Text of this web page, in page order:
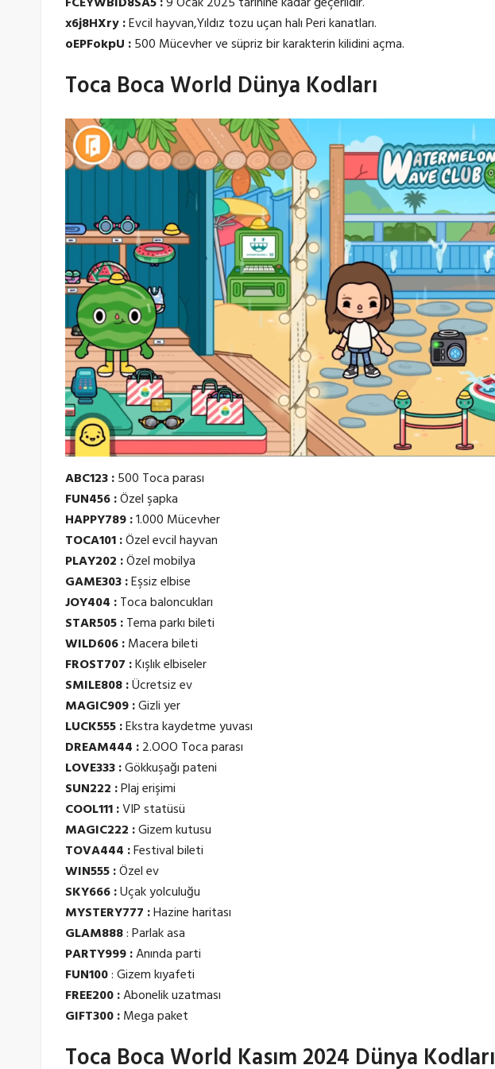
x6j8HXry :Evcil hayvan,Yıldız tozu uçan halı Peri kanatları.
oEPFokpU :500 Mücevher ve süpriz bir karakterin kilidini açma.
Toca Boca World Dünya Kodları
ABC123 :500 Toca parası
FUN456 :Özel şapka
HAPPY789 :1.000 Mücevher
TOCA101 :Özel evcil hayvan
PLAY202 :Özel mobilya
GAME303 :Eşsiz elbise
JOY404 :Toca baloncukları
STAR505 :Tema parkı bileti
WILD606 :Macera bileti
FROST707 :Kışlık elbiseler
SMILE808 :Ücretsiz ev
MAGIC909 :Gizli yer
LUCK555 :Ekstra kaydetme yuvası
DREAM444 :2.OOO Toca parası
LOVE333 :Gökkuşağı pateni
SUN222 :Plaj erişimi
COOL111 :VIP statüsü
MAGIC222 :Gizem kutusu
TOVA444 :Festival bileti
WIN555 :Özel ev
SKY666 :Uçak yolculuğu
MYSTERY777 :Hazine haritası
GLAM888: Parlak asa
PARTY999 :Anında parti
FUN100: Gizem kıyafeti
FREE200 :Abonelik uzatması
GIFT300 :Mega paket
Toca Boca World Kasım 2024 Dünya Kodları